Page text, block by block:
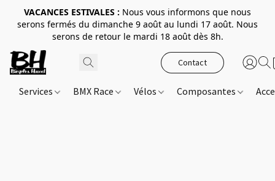
VACANCES ESTIVALES : Nous vous informons que nous
serons fermés du dimanche 9 août au lundi 17 août. Nous
serons de retour le mardi 18 août dès 8h.
Contact
Services BMX Race Vélos Composantes